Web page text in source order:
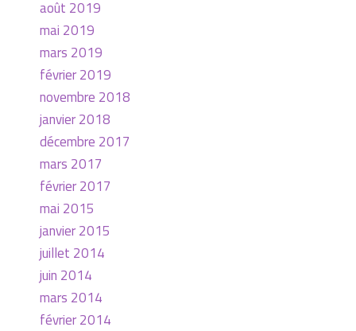
août 2019
mai 2019
mars 2019
février 2019
novembre 2018
janvier 2018
décembre 2017
mars 2017
février 2017
mai 2015
janvier 2015
juillet 2014
juin 2014
mars 2014
février 2014